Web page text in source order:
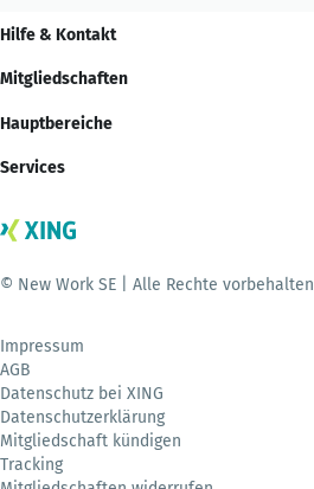
Hilfe & Kontakt
Mitgliedschaften
Hauptbereiche
Services
© New Work SE | Alle Rechte vorbehalten
Impressum
AGB
Datenschutz bei XING
Datenschutzerklärung
Mitgliedschaft kündigen
Tracking